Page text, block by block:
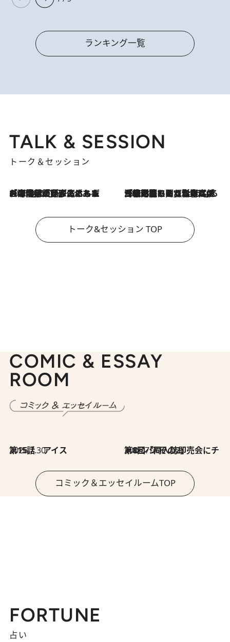
ランキング一覧
TALK & SESSION
トーク＆セッション
2026.8.3
「今後値上げがあるとすれば…」「リスクがあるのは今年の冬」エネルギー専門家が語る、ホルムズ海峡封鎖が家庭にもたらす“ある心配” 2026.8.3
「住宅建てられない…」「サーチャージ料の高値が続いている」ホルムズ海峡封鎖による影響はいつまで続く？《エネルギー専門家に聞く“どうなる日本の暮らし”》
トーク&セッション TOP
COMIC & ESSAY
ROOM
2026.7.30
第15話 アイス 2026.7.30
第8回「同人誌即売会にチャレンジ その2」
コミック＆エッセイルームTOP
FORTUNE
占い